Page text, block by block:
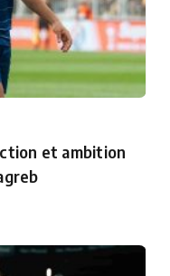
et ambition